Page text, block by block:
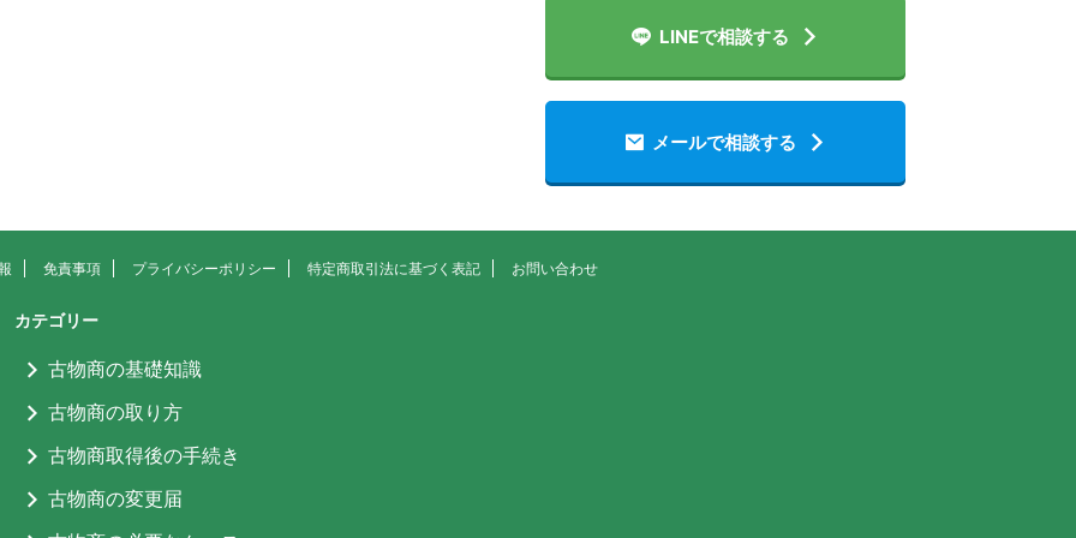
LINEで相談する
メールで相談する
免責事項 プライバシーポリシー 特定商取引法に基づく表記 お問い合わせ
カテゴリー
古物商の基礎知識
古物商の取り方
古物商取得後の手続き
古物商の変更届